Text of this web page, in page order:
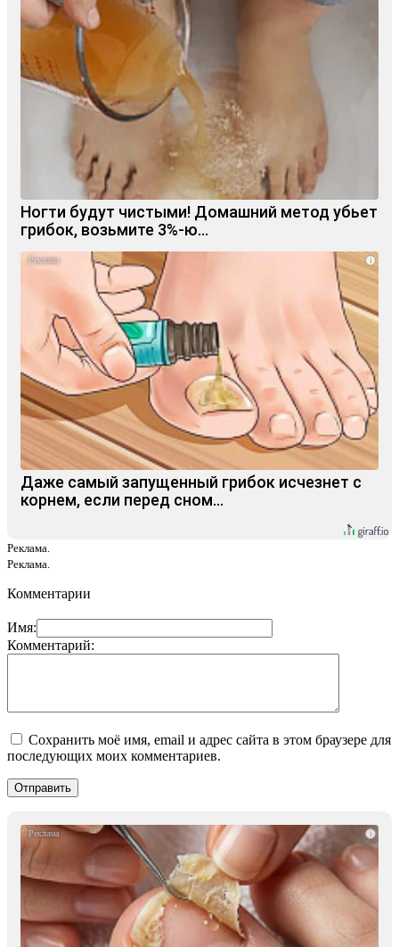
Ногти будут чистыми! Домашний метод убьет
грибок, возьмите 3%-ю…
i
Даже самый запущенный грибок исчезнет с
корнем, если перед сном…
Реклама.
Реклама.
Комментарии
Имя:
Комментарий:
Сохранить моё имя, email и адрес сайта в этом браузере для
последующих моих комментариев.
i